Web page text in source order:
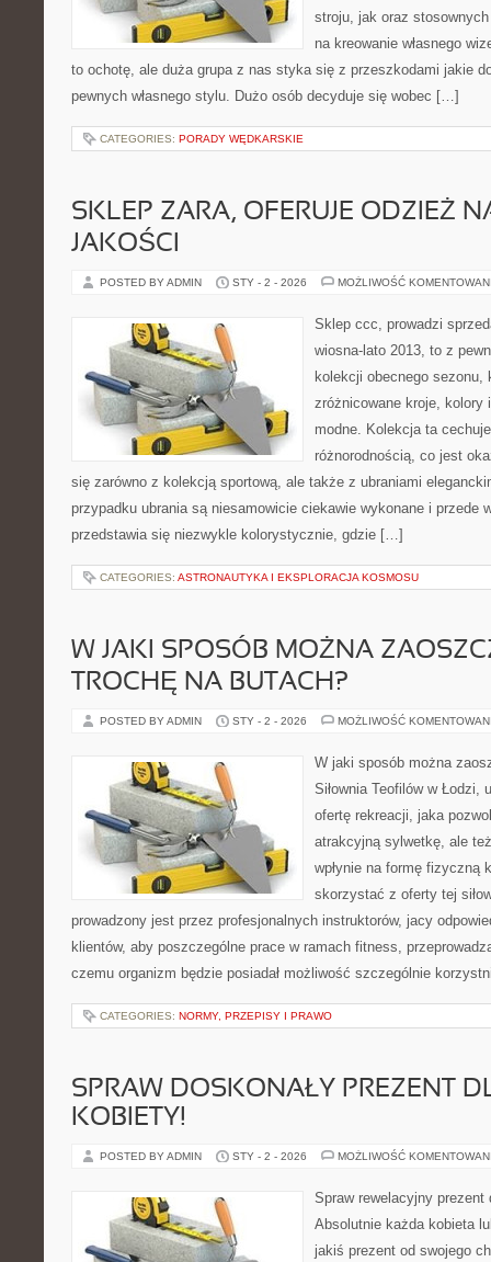
stroju, jak oraz
na kreowanie własnego
to ochotę, ale duża grupa z nas styka się z przeszkodami jakie
pewnych własnego stylu. Dużo osób decyduje się wobec […]
CATEGORIES: PORADY WĘDKARSKIE
SKLEP ZARA, OFERUJE ODZIEŻ
JAKOŚCI
POSTED BY ADMIN STY - 2 - 2026 MOŻLIWOŚĆ
Sklep ccc, prowadzi
wiosna-lato 2013, to z
kolekcji obecnego sezonu,
zróżnicowane kroje, kolory
modne. Kolekcja ta
różnorodnością, co jest
się zarówno z kolekcją sportową, ale także z ubraniami
przypadku ubrania są niesamowicie ciekawie wykonane i przede
przedstawia się niezwykle kolorystycznie, gdzie […]
CATEGORIES: ASTRONAUTYKA I EKSPLORACJA KOSMOSU
W JAKI SPOSÓB MOŻNA
TROCHĘ NA BUTACH?
POSTED BY ADMIN STY - 2 - 2026 MOŻLIWOŚĆ
W jaki sposób można
Siłownia Teofilów w Łodzi,
ofertę rekreacji, jaka
atrakcyjną sylwetkę, ale
wpłynie na formę fizyczną
skorzystać z oferty tej
prowadzony jest przez profesjonalnych instruktorów, jacy
klientów, aby poszczególne prace w ramach fitness,
czemu organizm będzie posiadał możliwość szczególnie
CATEGORIES: NORMY, PRZEPISY I PRAWO
SPRAW DOSKONAŁY PREZENT
KOBIETY!
POSTED BY ADMIN STY - 2 - 2026 MOŻLIWOŚĆ
Spraw rewelacyjny
Absolutnie każda kobieta
jakiś prezent od swojego